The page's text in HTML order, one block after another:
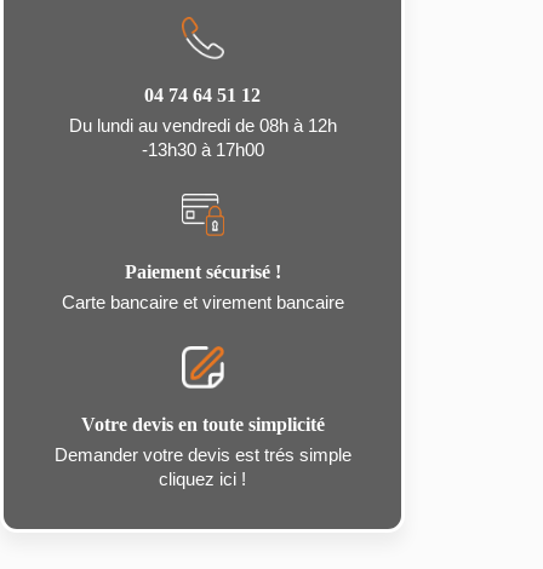
04 74 64 51 12
Du lundi au vendredi de 08h à 12h
-13h30 à 17h00
Paiement sécurisé !
Carte bancaire et virement bancaire
Votre devis en toute simplicité
Demander votre devis est trés simple
cliquez ici !